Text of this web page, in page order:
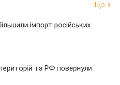
Ще
імпорт російських
та РФ повернули